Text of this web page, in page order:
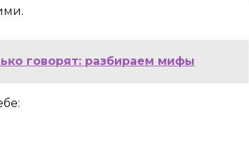
говорят: разбираем мифы